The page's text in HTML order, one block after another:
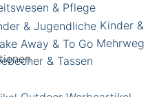
& Pflege
Kinder
Mehrweg
& Tassen